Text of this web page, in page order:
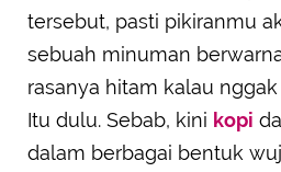
tersebut, pasti pikiranmu
sebuah minuman
rasanya hitam kalau
Itu dulu. Sebab, kini kopi
dalam berbagai bentuk